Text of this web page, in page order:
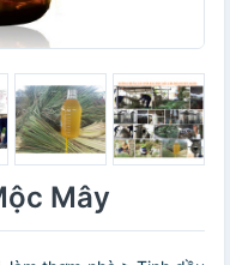
Mây